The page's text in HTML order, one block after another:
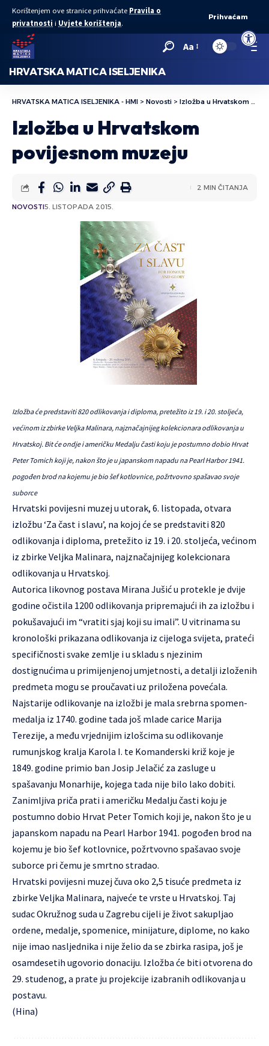
Open
Korištenjem ove stranice prihvaćate Pravila o
privatnosti i Uvjete korištenja.
Prihvaćam
Aa
HRVATSKA MATICA ISELJENIKA
HRVATSKA MATICA ISELJENIKA - HMI > Novosti > Izložba u Hrvatskom povijesnom muzeju
Izložba u Hrvatskom
povijesnom muzeju
NOVOSTI5. LISTOPADA 2015.
2 MIN ČITANJA
Izložba će predstaviti 820 odlikovanja i diploma, pretežito iz 19. i 20. stoljeća,
većinom iz zbirke Veljka Malinara, najznačajnijeg kolekcionara odlikovanja u
Hrvatskoj. Bit će ondje i američku Medalju časti koju je postumno dobio Hrvat
Peter Tomich koji je, nakon što je u japanskom napadu na Pearl Harbor 1941.
pogođen brod na kojemu je bio šef kotlovnice, požrtvovno spašavao svoje
suborce
Hrvatski povijesni muzej u utorak, 6. listopada, otvara
izložbu ‘Za čast i slavu’, na kojoj će se predstaviti 820
odlikovanja i diploma, pretežito iz 19. i 20. stoljeća, većinom
iz zbirke Veljka Malinara, najznačajnijeg kolekcionara
odlikovanja u Hrvatskoj.
Autorica likovnog postava Mirana Jušić u protekle je dvije
godine očistila 1200 odlikovanja pripremajući ih za izložbu i
pokušavajući im “vratiti sjaj koji su imali”. U vitrinama su
kronološki prikazana odlikovanja iz cijeloga svijeta, prateći
specifičnosti svake zemlje i u skladu s njezinim
dostignućima u primijenjenoj umjetnosti, a detalji izloženih
predmeta mogu se proučavati uz priložena povećala.
Najstarije odlikovanje na izložbi je mala srebrna spomen-
medalja iz 1740. godine tada još mlade carice Marija
Terezije, a među vrjednijim izlošcima su odlikovanje
rumunjskog kralja Karola I. te Komanderski križ koje je
1849. godine primio ban Josip Jelačić za zasluge u
spašavanju Monarhije, kojega tada nije bilo lako dobiti.
Zanimljiva priča prati i američku Medalju časti koju je
postumno dobio Hrvat Peter Tomich koji je, nakon što je u
japanskom napadu na Pearl Harbor 1941. pogođen brod na
kojemu je bio šef kotlovnice, požrtvovno spašavao svoje
suborce pri čemu je smrtno stradao.
Hrvatski povijesni muzejčuva oko 2,5 tisuće predmeta iz
zbirke Veljka Malinara, najveće te vrste u Hrvatskoj. Taj
sudac Okružnog suda u Zagrebu cijeli je život sakupljao
ordene, medalje, spomenice, minijature, diplome, no kako
nije imao nasljednika i nije želio da se zbirka rasipa, još je
osamdesetih ugovorio donaciju. Izložba će biti otvorena do
29. studenog, a prate ju projekcije izabranih odlikovanja u
postavu.
(Hina)